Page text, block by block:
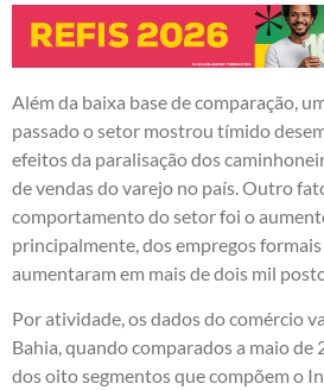
Além da baixa base de comparação,
passado o setor mostrou tímido
efeitos da paralisação dos
de vendas do varejo no país. Outro
comportamento do setor foi o
principalmente, dos empregos
aumentaram em mais de dois mil
Por atividade, os dados do comércio
Bahia, quando comparados a maio de
dos oito segmentos que compõem o